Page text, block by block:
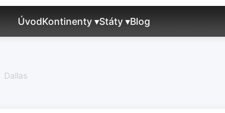
ÚvodKontinenty ▾Státy ▾Blog
Dallas